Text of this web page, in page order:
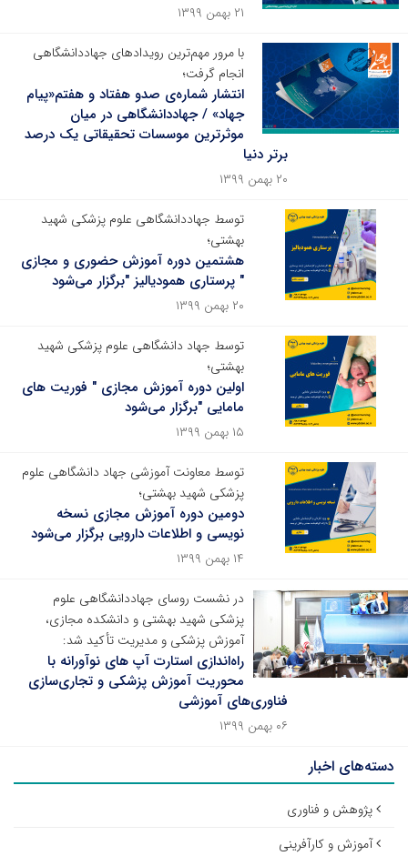
۲۱ بهمن ۱۳۹۹
با مرور مهم‌ترین رویدادهای جهاددانشگاهی
انجام گرفت؛
انتشار شماره‌ی صدو هفتاد و هفتم«پیام
جهاد» / جهاددانشگاهی در میان
موثرترین موسسات تحقیقاتی یک درصد
برتر دنیا
۲۰ بهمن ۱۳۹۹
توسط جهاددانشگاهی علوم پزشکی شهید
بهشتی؛
هشتمین دوره آموزش حضوری و مجازی
" پرستاری همودیالیز "برگزار می‌شود
۲۰ بهمن ۱۳۹۹
توسط جهاد دانشگاهی علوم پزشکی شهید
بهشتی؛
اولین دوره آموزش مجازی " فوریت های
مامایی "برگزار می‌شود
۱۵ بهمن ۱۳۹۹
توسط معاونت آموزشی جهاد دانشگاهی علوم
پزشکی شهید بهشتی؛
دومین دوره آموزش مجازی نسخه‌
نویسی و اطلاعات دارویی برگزار می‌شود
۱۴ بهمن ۱۳۹۹
در نشست روسای جهاددانشگاهی علوم
پزشکی شهید بهشتی و دانشکده مجازی،
آموزش پزشکی و مدیریت تأکید شد:
راه‌اندازی استارت آپ های نوآورانه با
محوریت آموزش پزشکی و تجاری‌سازی
فناوری‌های آموزشی
۰۶ بهمن ۱۳۹۹
دسته‌های اخبار
پژوهش و فناوری
آموزش و کارآفرینی